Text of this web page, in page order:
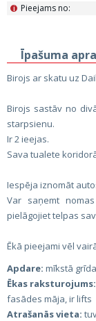
Pieejams no:
i
Īpašuma
Birojs ar skatu uz
Birojs sastāv no
starpsienu.
Ir 2 ieejas.
Sava tualete
Iespēja iznomāt
Var saņemt
pielāgojiet telpas
Ēkā pieejami vēl
Apdare: mīkstā
Ēkas raksturojums:
fasādes māja, ir lifts
Atrašanās vieta: